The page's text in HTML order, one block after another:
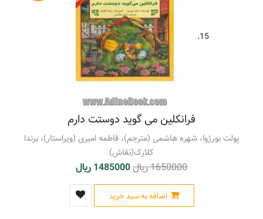
15.
فرانکلین می گوید دوستت دارم
پولت بورژوا، شهره هاشمی (مترجم)، فاطمه امیری (ویراستار)، برندا
کلارک(نقاش)
1650000 ریال 1485000 ریال
اضافه به سبد خرید